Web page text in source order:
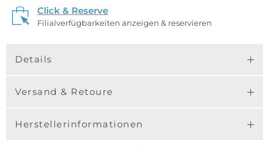
Click & Reserve
Filialverfügbarkeiten anzeigen & reservieren
Details
Versand & Retoure
Herstellerinformationen